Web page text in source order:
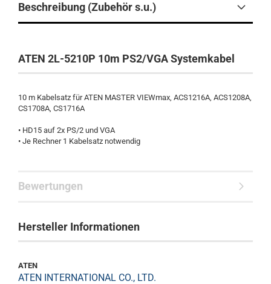
Beschreibung (Zubehör s.u.)
ATEN 2L-5210P 10m PS2/VGA Systemkabel
10 m Kabelsatz für ATEN MASTER VIEWmax, ACS1216A, ACS1208A,
CS1708A, CS1716A
• HD15 auf 2x PS/2 und VGA
• Je Rechner 1 Kabelsatz notwendig
Bewertungen
Hersteller Informationen
ATEN
ATEN INTERNATIONAL CO., LTD.